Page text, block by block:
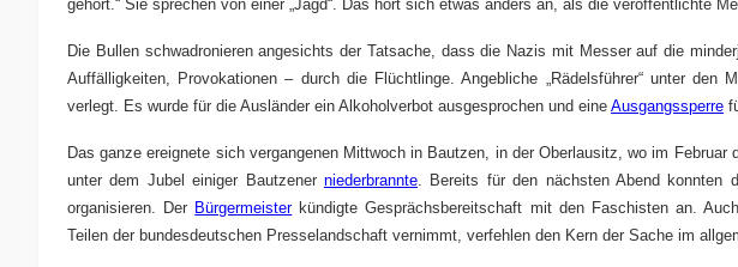
gehört.“ Sie sprechen von einer „Jagd“. Das hört sich etwas anders an, als die veröffentlichte
Die Bullen schwadronieren angesichts der Tatsache, dass die Nazis mit Messer auf die
Auffälligkeiten, Provokationen – durch die Flüchtlinge. Angebliche „Rädelsführer“ unter den
verlegt. Es wurde für die Ausländer ein Alkoholverbot ausgesprochen und eine Ausgangssperre
Das ganze ereignete sich vergangenen Mittwoch in Bautzen, in der Oberlausitz, wo im Februar
unter dem Jubel einiger Bautzener niederbrannte. Bereits für den nächsten Abend konnten
organisieren. Der Bürgermeisterkündigte Gesprächsbereitschaft mit den Faschisten an.
Teilen der bundesdeutschen Presselandschaft vernimmt, verfehlen den Kern der Sache im